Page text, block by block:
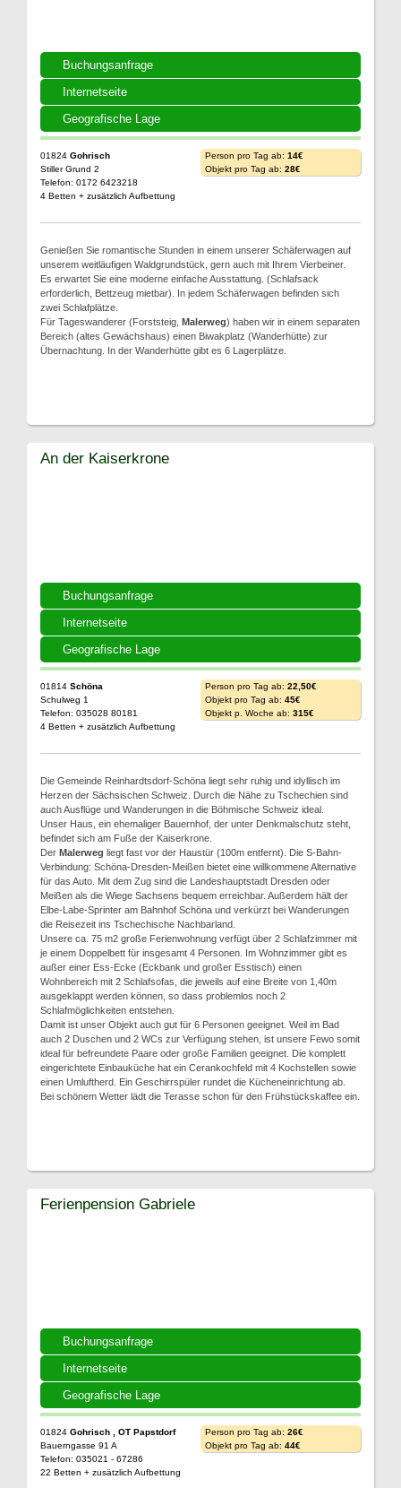
Buchungsanfrage
Internetseite
Geografische Lage
01824 Gohrisch
Stiller Grund 2
Telefon: 0172 6423218
4 Betten + zusätzlich Aufbettung
Person pro Tag ab: 14€
Objekt pro Tag ab: 28€
Genießen Sie romantische Stunden in einem unserer Schäferwagen auf
unserem weitläufigen Waldgrundstück, gern auch mit Ihrem Vierbeiner.
Es erwartet Sie eine moderne einfache Ausstattung. (Schlafsack
erforderlich, Bettzeug mietbar). In jedem Schäferwagen befinden sich
zwei Schlafplätze.
Für Tageswanderer (Forststeig, Malerweg) haben wir in einem separaten
Bereich (altes Gewächshaus) einen Biwakplatz (Wanderhütte) zur
Übernachtung. In der Wanderhütte gibt es 6 Lagerplätze.
Buchungsanfrage
Internetseite
Geografische Lage
An der Kaiserkrone
01814 Schöna
Schulweg 1
Telefon: 035028 80181
4 Betten + zusätzlich Aufbettung
Person pro Tag ab: 22,50€
Objekt pro Tag ab: 45€
Objekt p. Woche ab: 315€
Die Gemeinde Reinhardtsdorf-Schöna liegt sehr ruhig und idyllisch im
Herzen der Sächsischen Schweiz. Durch die Nähe zu Tschechien sind
auch Ausflüge und Wanderungen in die Böhmische Schweiz ideal.
Unser Haus, ein ehemaliger Bauernhof, der unter Denkmalschutz steht,
befindet sich am Fuße der Kaiserkrone.
Der Malerweg liegt fast vor der Haustür (100m entfernt). Die S-Bahn-
Verbindung: Schöna-Dresden-Meißen bietet eine willkommene Alternative
für das Auto. Mit dem Zug sind die Landeshauptstadt Dresden oder
Meißen als die Wiege Sachsens bequem erreichbar. Außerdem hält der
Elbe-Labe-Sprinter am Bahnhof Schöna und verkürzt bei Wanderungen
die Reisezeit ins Tschechische Nachbarland.
Unsere ca. 75 m2 große Ferienwohnung verfügt über 2 Schlafzimmer mit
je einem Doppelbett für insgesamt 4 Personen. Im Wohnzimmer gibt es
außer einer Ess-Ecke (Eckbank und großer Esstisch) einen
Wohnbereich mit 2 Schlafsofas, die jeweils auf eine Breite von 1,40m
ausgeklappt werden können, so dass problemlos noch 2
Schlafmöglichkeiten entstehen.
Damit ist unser Objekt auch gut für 6 Personen geeignet. Weil im Bad
auch 2 Duschen und 2 WCs zur Verfügung stehen, ist unsere Fewo somit
ideal für befreundete Paare oder große Familien geeignet. Die komplett
eingerichtete Einbauküche hat ein Cerankochfeld mit 4 Kochstellen sowie
einen Umluftherd. Ein Geschirrspüler rundet die Kücheneinrichtung ab.
Bei schönem Wetter lädt die Terasse schon für den Frühstückskaffee ein.
Buchungsanfrage
Internetseite
Geografische Lage
Ferienpension Gabriele
01824 Gohrisch , OT Papstdorf
Bauerngasse 91 A
Telefon: 035021 - 67286
22 Betten + zusätzlich Aufbettung
Person pro Tag ab: 26€
Objekt pro Tag ab: 44€